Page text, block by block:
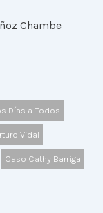
Chambe
Días a Todos
Vidal
Caso Cathy Barriga